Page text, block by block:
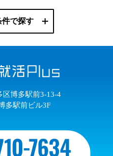
件で探す
博多駅前3-13-4
多駅前ビル3F